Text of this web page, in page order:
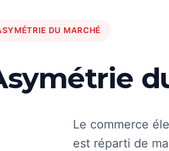
DU MARCHÉ
Le commerce
est réparti de